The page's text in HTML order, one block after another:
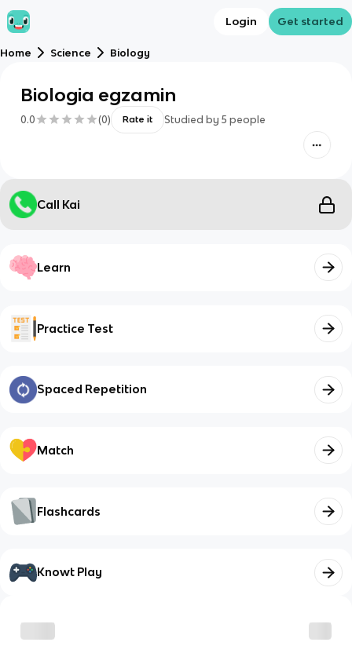
Login Get started
Home Science Biology
Biologia egzamin
0.0 (0) Rate it Studied by 5 people
Call Kai
Learn
Practice Test
Spaced Repetition
Match
Flashcards
Knowt Play